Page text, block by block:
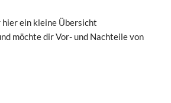
hier ein kleine Übersicht
möchte dir Vor- und Nachteile von